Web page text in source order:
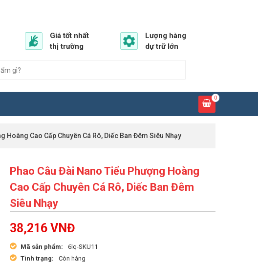
Giá tốt nhất
thị trường
Lượng hàng
dự trữ lớn
0
Hoàng Cao Cấp Chuyên Cá Rô, Diếc Ban Đêm Siêu Nhạy
Phao Câu Đài Nano Tiểu Phượng Hoàng
Cao Cấp Chuyên Cá Rô, Diếc Ban Đêm
Siêu Nhạy
38,216 VNĐ
Mã sản phẩm:
6lq-SKU11
Tình trạng:
Còn hàng